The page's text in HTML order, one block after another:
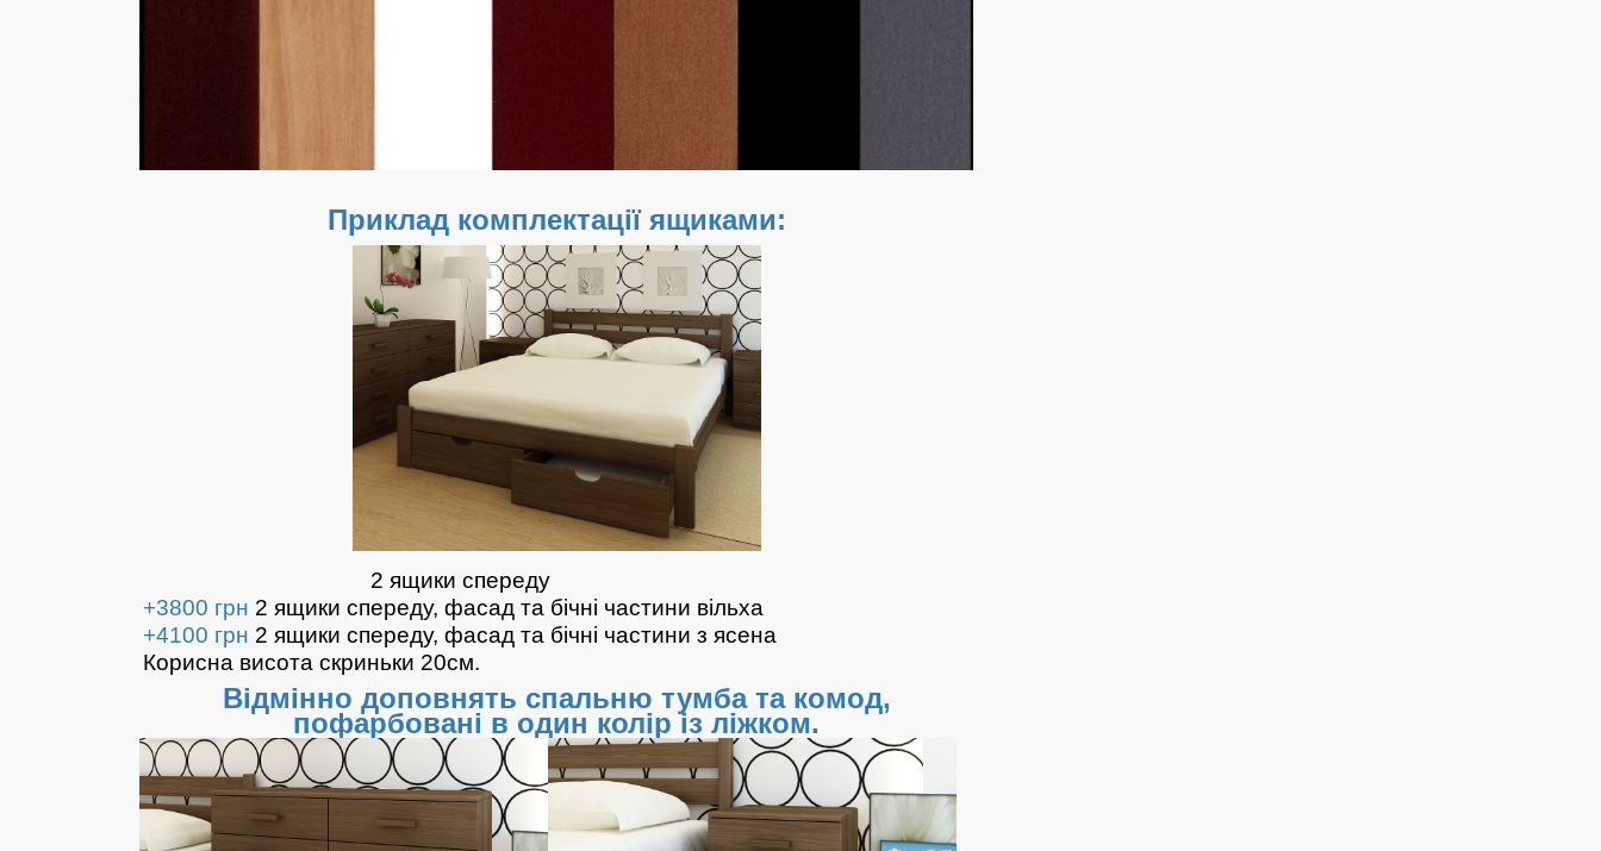
Приклад комплектації ящиками:
2 ящики спереду
+3800 грн 2 ящики спереду, фасад та бічні частини вільха
+4100 грн 2 ящики спереду, фасад та бічні частини з ясена
Корисна висота скриньки 20см.
Відмінно доповнять спальню тумба та комод,
пофарбовані в один колір із ліжком.